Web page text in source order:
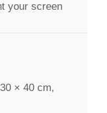
your screen
× 40 cm,